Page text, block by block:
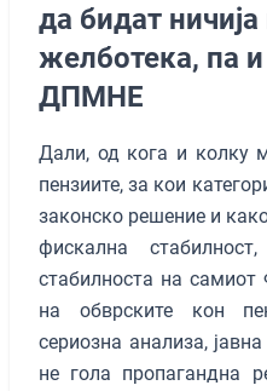
да бидат
желботека, па
ДПМНЕ
Дали, од кога и колку
пензиите, за кои
законско решение и
фискална
стабилноста на
на обврските кон
сериозна анализа,
не гола пропагандна